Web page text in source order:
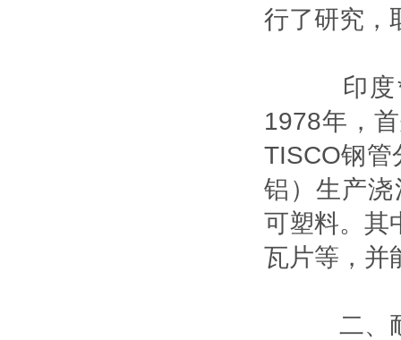
行了研究，
印度***
1978年，
TISCO钢管
铝）生产
可塑料。其
瓦片等，并
二、耐